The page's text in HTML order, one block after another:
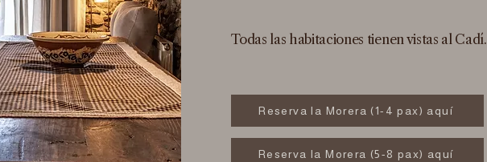
Todas las habitaciones tienen vistas al Cadí.
Reserva la Morera (1-4 pax) aquí
Reserva la Morera (5-8 pax) aquí